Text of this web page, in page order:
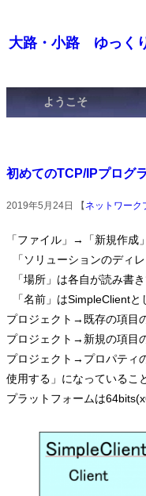
大路・小路 ゆっく
ようこそ
初めてのTCP/IPプログ
2019年5月24日 【ネットワーク
「ファイル」→「新規作
「ソリューションのディ
「場所」は各自が読み書
「名前」はSimpleClientと
プロジェクト→既存の項目
プロジェクト→新規の項目
プロジェクト→プロパティ
使用する」になっているこ
プラットフォームは